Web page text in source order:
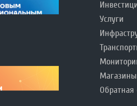
Услуги
Магазины
Обратная